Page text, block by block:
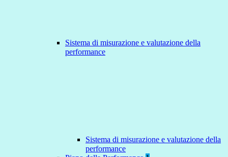
Sistema di misurazione e valutazione della
performance
Sistema di misurazione e valutazione della
performance